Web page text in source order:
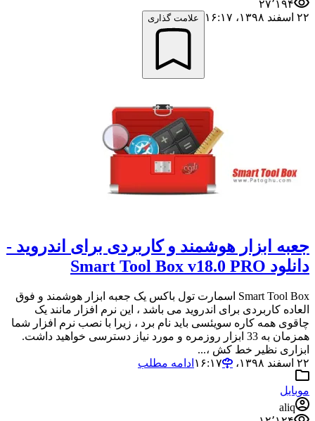
۲۷٬۱۹۴
۲۲ اسفند ۱۳۹۸،‏ ۱۶:۱۷
علامت گذاری
جعبه ابزار هوشمند و کاربردی برای اندروید -
دانلود Smart Tool Box v18.0 PRO
Smart Tool Box اسمارت تول باکس یک جعبه ابزار هوشمند و فوق
العاده کاربردی برای اندروید می باشد ، این نرم افزار مانند یک
چاقوی همه کاره سویئسی باید نام برد ، زیرا با نصب نرم افزار شما
همزمان به 33 ابزار روزمره و مورد نیاز دسترسی خواهید داشت.
ابزاری نظیر خط کش ،...
۲۲ اسفند ۱۳۹۸،‏ ۱۶:۱۷
ادامه مطلب
موبایل
aliq